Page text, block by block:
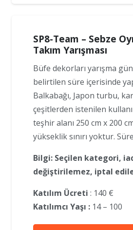
SP8-Team – Sebze
Takım Yarışması
Büfe dekorları yarışma
belirtilen süre içerisinde
Balkabağı, Japon turbu,
çeşitlerden istenilen
teşhir alanı 250 cm x 200
yükseklik sınırı yoktur.
Bilgi: Seçilen kategori,
değiştirilemez, iptal
Katılım Ücreti : 140 €
Katılımcı Yaşı : 14 – 100